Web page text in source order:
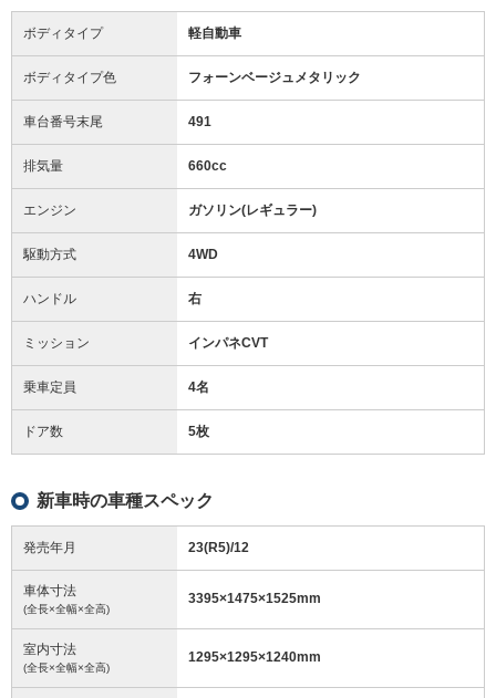
ボディタイプ 軽自動車
ボディタイプ色 フォーンベージュメタリック
車台番号末尾 491
排気量 660cc
エンジン ガソリン(レギュラー)
駆動方式 4WD
ハンドル 右
ミッション インパネCVT
乗車定員 4名
ドア数 5枚
新車時の車種スペック
発売年月 23(R5)/12
車体寸法
(全長×全幅×全高)
3395×1475×1525mm
室内寸法
(全長×全幅×全高)
1295×1295×1240mm